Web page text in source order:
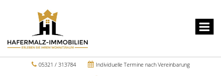
05321 / 313784
Individuelle Termine nach Vereinbarung